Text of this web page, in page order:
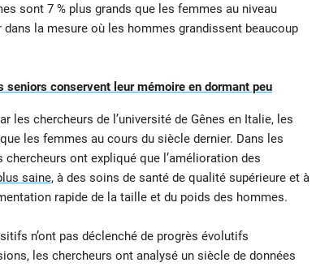
sont 7 % plus grands que les femmes au niveau
la mesure où les hommes grandissent beaucoup
conservent leur mémoire en dormant peu
les chercheurs de l’université de Gênes en Italie, les
les femmes au cours du siècle dernier. Dans les
chercheurs ont expliqué que l’amélioration des
saine, à des soins de santé de qualité supérieure et à
rapide de la taille et du poids des hommes.
n’ont pas déclenché de progrès évolutifs
les chercheurs ont analysé un siècle de données